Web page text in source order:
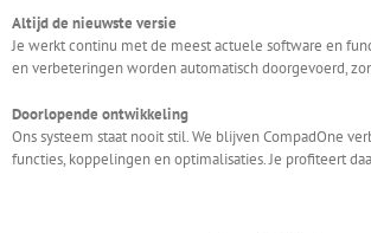
Altijd de nieuwste versie
Je werkt continu met de meest actuele software en
en verbeteringen worden automatisch doorgevoerd,
Doorlopende ontwikkeling
Ons systeem staat nooit stil. We blijven CompadOne
functies, koppelingen en optimalisaties. Je profiteert